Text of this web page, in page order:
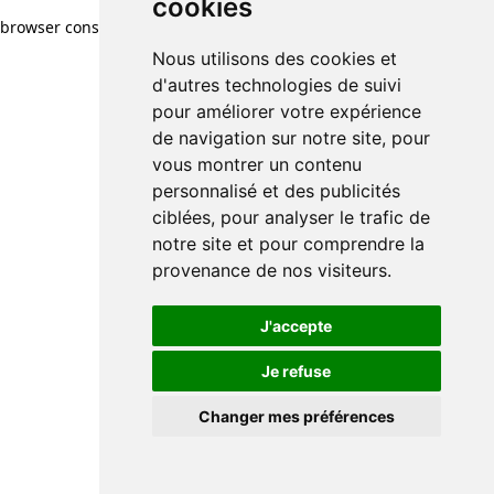
cookies
Nous utilisons des cookies et
d'autres technologies de suivi
pour améliorer votre expérience
de navigation sur notre site, pour
vous montrer un contenu
personnalisé et des publicités
ciblées, pour analyser le trafic de
notre site et pour comprendre la
provenance de nos visiteurs.
J'accepte
Je refuse
Changer mes préférences
cookies
Nous utilisons des cookies et
d'autres technologies de suivi
pour améliorer votre expérience
de navigation sur notre site, pour
vous montrer un contenu
personnalisé et des publicités
ciblées, pour analyser le trafic de
notre site et pour comprendre la
provenance de nos visiteurs.
J'accepte
Je refuse
Changer mes préférences
browser console for more information)